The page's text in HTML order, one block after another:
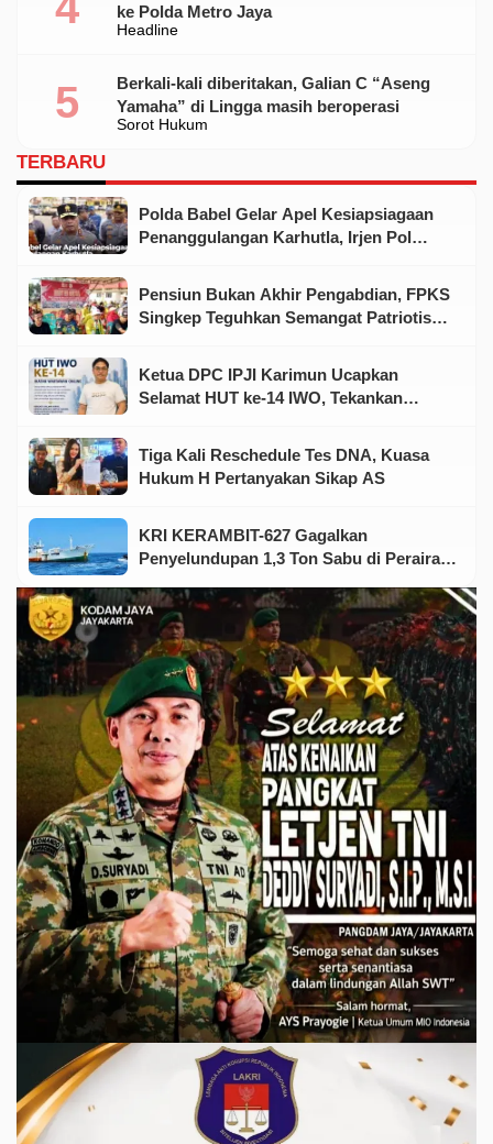
Headline
ke Polda Metro Jaya
Sorot Hukum
Berkali-kali diberitakan, Galian C “Aseng
Yamaha” di Lingga masih beroperasi
TERBARU
Polda Babel Gelar Apel Kesiapsiagaan
Penanggulangan Karhutla, Irjen Pol
Pensiun Bukan Akhir Pengabdian, FPKS
Singkep Teguhkan Semangat Patriotisme
Ketua DPC IPJI Karimun Ucapkan
Selamat HUT ke-14 IWO, Tekankan
Tiga Kali Reschedule Tes DNA, Kuasa
Hukum H Pertanyakan Sikap AS
KRI KERAMBIT-627 Gagalkan
Penyelundupan 1,3 Ton Sabu di Perairan